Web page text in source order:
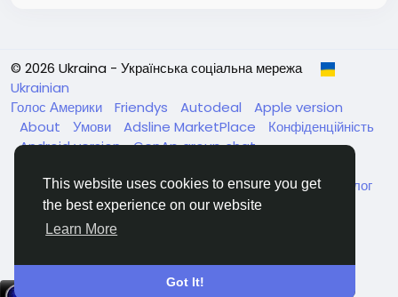
This website uses cookies to ensure you get
the best experience on our website
Learn More
Got It!
© 2026 Ukraina - Українська соціальна мережа
Ukrainian
Голос Америки
Friendys Autodeal
Apple version
About
Умови Adsline MarketPlace
Конфіденційність
Android version GenAp group chat
Нагодуйте голодних та безпритульних в Україні
Каталог